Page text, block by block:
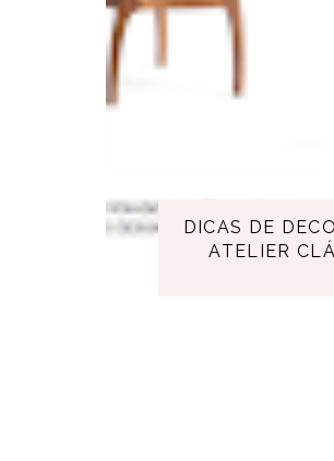
DICAS DE
ATELIER